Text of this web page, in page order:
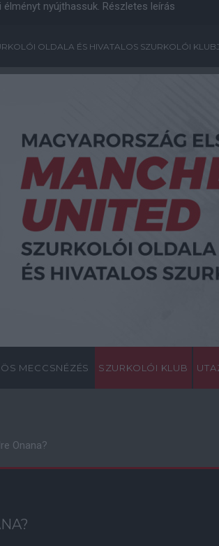
nyújthassuk. Részletes leírás
OLDALA ÉS HIVATALOS SZURKOLÓI
MECCSNÉZÉS SZURKOLÓI KLUB
Onana?